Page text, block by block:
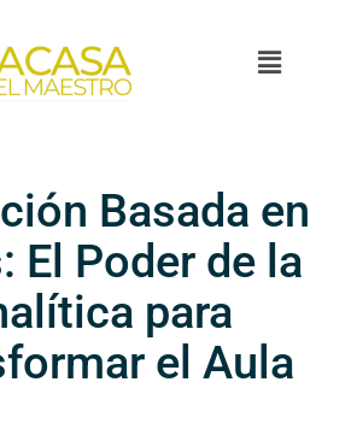
Basada en
El Poder de la
para
el Aula